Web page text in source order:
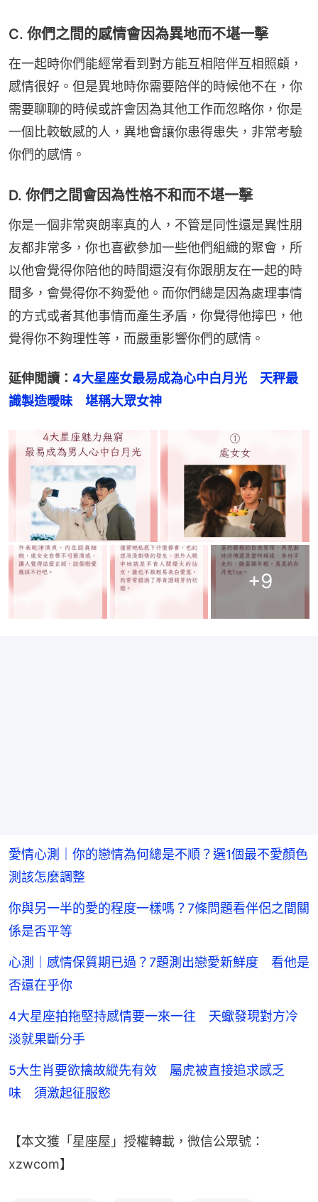
C. 你們之間的感情會因為異地而不堪一擊
在一起時你們能經常看到對方能互相陪伴互相照顧，
感情很好。但是異地時你需要陪伴的時候他不在，你
需要聊聊的時候或許會因為其他工作而忽略你，你是
一個比較敏感的人，異地會讓你患得患失，非常考驗
你們的感情。
D. 你們之間會因為性格不和而不堪一擊
你是一個非常爽朗率真的人，不管是同性還是異性朋
友都非常多，你也喜歡參加一些他們組織的聚會，所
以他會覺得你陪他的時間還沒有你跟朋友在一起的時
間多，會覺得你不夠愛他。而你們總是因為處理事情
的方式或者其他事情而產生矛盾，你覺得他擰巴，他
覺得你不夠理性等，而嚴重影響你們的感情。
延伸閲讀： 4大星座女最易成為心中白月光　天秤最
識製造曖昧　堪稱大眾女神
+9
愛情心測｜你的戀情為何總是不順？選1個最不愛顏色
測該怎麼調整
你與另一半的愛的程度一樣嗎？7條問題看伴侶之間關
係是否平等
心測｜感情保質期已過？7題測出戀愛新鮮度 看他是
否還在乎你
4大星座拍拖堅持感情要一來一往 天蠍發現對方冷
淡就果斷分手
5大生肖要欲擒故縱先有效 屬虎被直接追求感乏
味 須激起征服慾
【本文獲「星座屋」授權轉載，微信公眾號：
xzwcom】